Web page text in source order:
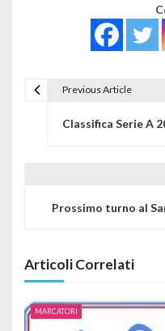
Previous Article
Classifica Serie A
Prossimo turno al
Articoli Correlati
MARCATORI